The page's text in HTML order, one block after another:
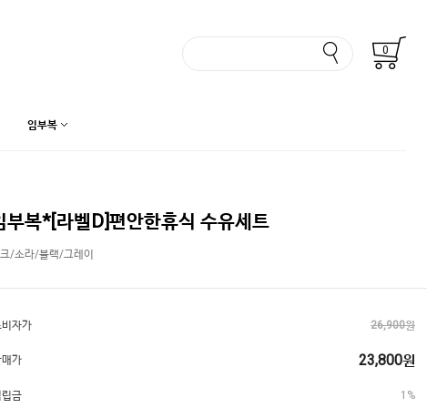
0
임부복
부복*[라벨D]편안한휴식 수유세트
/소라/블랙/그레이
자가 26,900원
가 23,800원
금 1%